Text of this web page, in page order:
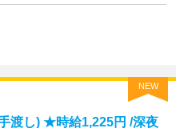
NEW
渡し) ★時給1,225円 /深夜